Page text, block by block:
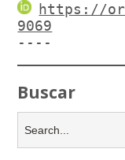
https://
9069
----
Buscar